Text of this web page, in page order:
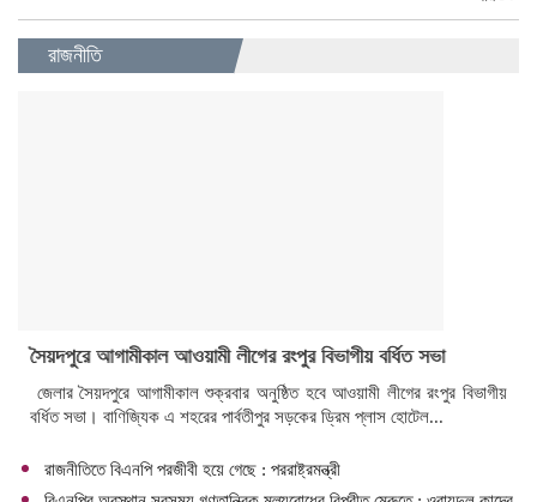
রাজনীতি
সৈয়দপুরে আগামীকাল আওয়ামী লীগের রংপুর বিভাগীয় বর্ধিত সভা
জেলার সৈয়দপুরে আগামীকাল শুক্রবার অনুষ্ঠিত হবে আওয়ামী লীগের রংপুর বিভাগীয়
বর্ধিত সভা। বাণিজ্যিক এ শহরের পার্বতীপুর সড়কের ড্রিম প্লাস হোটেল...
রাজনীতিতে বিএনপি পরজীবী হয়ে গেছে : পররাষ্ট্রমন্ত্রী